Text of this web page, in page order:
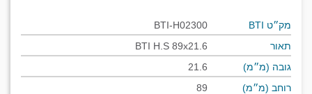
מק״ט BTI
BTI-H02300
תאור
BTI H.S 89x21.6
גובה (מ״מ)
21.6
רוחב (מ״מ)
89